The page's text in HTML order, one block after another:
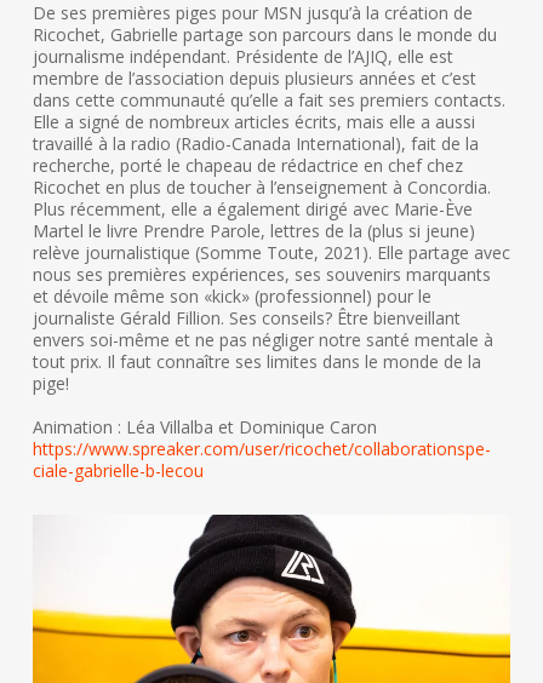
De ses premières piges pour MSN jusqu’à la création de
Ricochet, Gabrielle partage son parcours dans le monde du
journalisme indépendant. Présidente de l’AJIQ, elle est
membre de l’association depuis plusieurs années et c’est
dans cette communauté qu’elle a fait ses premiers contacts.
Elle a signé de nombreux articles écrits, mais elle a aussi
travaillé à la radio (Radio-Canada International), fait de la
recherche, porté le chapeau de rédactrice en chef chez
Ricochet en plus de toucher à l’enseignement à Concordia.
Plus récemment, elle a également dirigé avec Marie-Ève
Martel le livre Prendre Parole, lettres de la (plus si jeune)
relève journalistique (Somme Toute, 2021). Elle partage avec
nous ses premières expériences, ses souvenirs marquants
et dévoile même son «kick» (professionnel) pour le
journaliste Gérald Fillion. Ses conseils? Être bienveillant
envers soi-même et ne pas négliger notre santé mentale à
tout prix. Il faut connaître ses limites dans le monde de la
pige!
Animation : Léa Villalba et Dominique Caron
https://www.spreaker.com/user/ricochet/collaborationspe-
ciale-gabrielle-b-lecou